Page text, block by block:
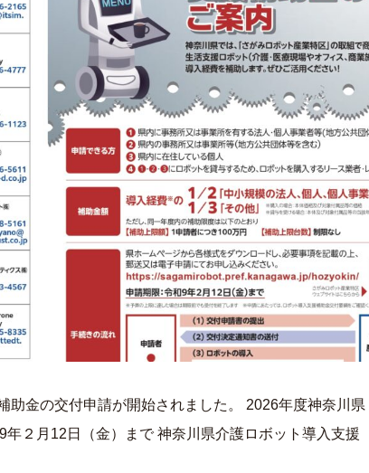
助金の交付申請が開始されました。 2026年度神奈川県
２月12日（金）まで 神奈川県介護ロボット導入支援